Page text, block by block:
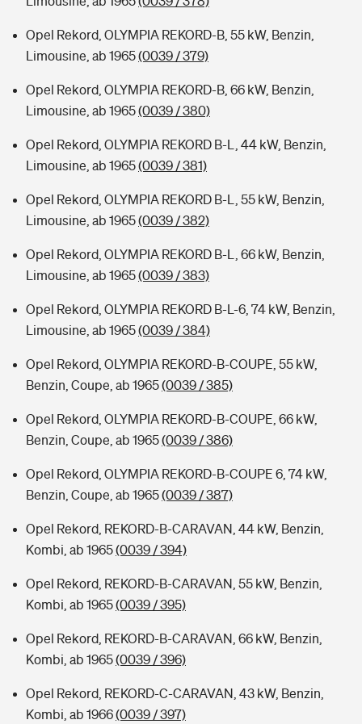
Opel Rekord, OLYMPIA REKORD-B, 55 kW, Benzin,
Limousine, ab 1965(0039 / 379)
Opel Rekord, OLYMPIA REKORD-B, 66 kW, Benzin,
Limousine, ab 1965(0039 / 380)
Opel Rekord, OLYMPIA REKORD B-L, 44 kW, Benzin,
Limousine, ab 1965(0039 / 381)
Opel Rekord, OLYMPIA REKORD B-L, 55 kW, Benzin,
Limousine, ab 1965(0039 / 382)
Opel Rekord, OLYMPIA REKORD B-L, 66 kW, Benzin,
Limousine, ab 1965(0039 / 383)
Opel Rekord, OLYMPIA REKORD B-L-6, 74 kW, Benzin,
Limousine, ab 1965(0039 / 384)
Opel Rekord, OLYMPIA REKORD-B-COUPE, 55 kW,
Benzin, Coupe, ab 1965(0039 / 385)
Opel Rekord, OLYMPIA REKORD-B-COUPE, 66 kW,
Benzin, Coupe, ab 1965(0039 / 386)
Opel Rekord, OLYMPIA REKORD-B-COUPE 6, 74 kW,
Benzin, Coupe, ab 1965(0039 / 387)
Opel Rekord, REKORD-B-CARAVAN, 44 kW, Benzin,
Kombi, ab 1965(0039 / 394)
Opel Rekord, REKORD-B-CARAVAN, 55 kW, Benzin,
Kombi, ab 1965(0039 / 395)
Opel Rekord, REKORD-B-CARAVAN, 66 kW, Benzin,
Kombi, ab 1965(0039 / 396)
Opel Rekord, REKORD-C-CARAVAN, 43 kW, Benzin,
Kombi, ab 1966(0039 / 397)